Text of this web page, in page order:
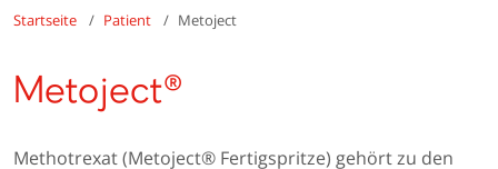
Startseite Patient Metoject
Metoject®
Methotrexat (Metoject® Fertigspritze) gehört zu den